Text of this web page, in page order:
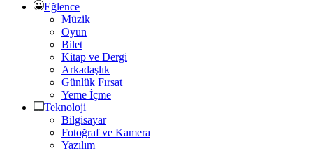
Eğlence
Müzik
Oyun
Bilet
Kitap ve Dergi
Arkadaşlık
Günlük Fırsat
Yeme İçme
Teknoloji
Bilgisayar
Fotoğraf ve Kamera
Yazılım